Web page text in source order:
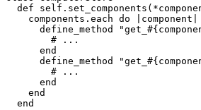
def
    components.each do |component|
define_method
        # ...
      end
define_method
        # ...
      end
    end
  end